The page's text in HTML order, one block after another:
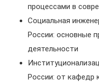
процессами в
Социальная
России: основные
деятельности
России: от кафедр